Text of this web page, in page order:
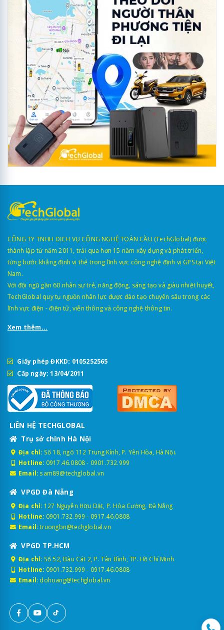
CÔNG TY TNHH DỊCH VỤ CÔNG NGHỆ TOÀN CẦU (TechGlobal) được
thành lập từ năm 2011, trải qua hơn 15 năm xây dựng và phát triển,
từng bước khẳng định vị thế trong lĩnh vực công nghệ định vị GPS tại Việt
Nam.
Với đội ngũ gần 60 nhân sự trẻ, năng động, sáng tạo và giàu nhiệt huyết,
TechGlobal quy tụ nguồn nhân lực được đào tạo chuyên sâu trong các
lĩnh vực điện - điện tử, viễn thông và công nghệ thông tin.
Xem thêm...
Giấy phép ĐKKD: 0105252565
Cấp ngày: 13/04/2011
LIÊN HỆ TECHGLOBAL
Trụ sở chính Hà Nội
Địa chỉ: Số 18, ngõ 112 Trung Kính, P. Yên Hòa, Hà Nội.
Hotline: 0917.46.0808- 0901.732.999
Email: sam89@techglobal.vn
VPGD Đà Nẵng
Địa chỉ: 127 Nguyễn Hữu Dật, P. Hòa Cường, Đà Nẵng
Hotline: 0901.732.999 - 0917.46.0808
Email: truongbn@techglobal.vn
VPGD TP.HCM
Địa chỉ: Số 52, Bàu Cát 2, P. Tân Bình, TP. Hồ Chí Minh
Hotline: 0901.732.999 - 0917.46.0808
Email: dohoang@techglobal.vn